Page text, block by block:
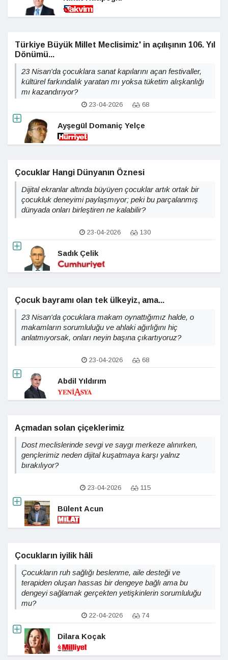
Türkiye Büyük Millet Meclisimiz' in açılışının 106. Yıl
Dönümü...
23 Nisan'da çocuklara sanat kapılarını açan festivaller,
kültürel farkındalık yaratan mı yoksa tüketim alışkanlığı
mı kazandırıyor?
23-04-2026 68
Ayşegül Domaniç Yelçe
Çocuklar Hangi Dünyanın Öznesi
Dijital ekranlar altında büyüyen çocuklar artık ortak bir
çocukluk deneyimi paylaşmıyor; peki bu parçalanmış
dünyada onları birleştiren ne kalabilir?
23-04-2026 130
Sadık Çelik
Çocuk bayramı olan tek ülkeyiz, ama...
23 Nisan'da çocuklara makam oynattığımız halde, o
makamların sorumluluğu ve ahlaki ağırlığını hiç
anlatmıyorsak, onları neyin başına çıkartıyoruz?
23-04-2026 68
Abdil Yıldırım
Açmadan solan çiçeklerimiz
Dost meclislerinde sevgi ve saygı merkeze alınırken,
gençlerimiz neden dijital kuşatmaya karşı yalnız
bırakılıyor?
23-04-2026 115
Bülent Acun
Çocukların iyilik hâli
Çocukların ruh sağlığı beslenme, aile desteği ve
terapiden oluşan hassas bir dengeye bağlı ama bu
dengeyi sağlamak gerçekten yetişkinlerin sorumluluğu
mu?
22-04-2026 74
Dilara Koçak